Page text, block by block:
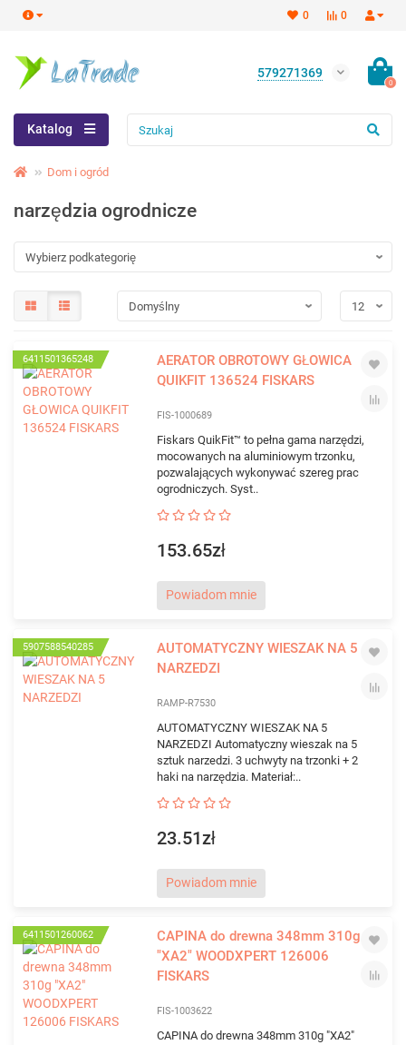
0
0
579271369
0
Katalog
Dom i ogród
narzędzia ogrodnicze
6411501365248
AERATOR OBROTOWY GŁOWICA
QUIKFIT 136524 FISKARS
FIS-1000689
Fiskars QuikFit™ to pełna gama narzędzi,
mocowanych na aluminiowym trzonku,
pozwalających wykonywać szereg prac
ogrodniczych. Syst..
153.65zł
Powiadom mnie
5907588540285
AUTOMATYCZNY WIESZAK NA 5
NARZEDZI
RAMP-R7530
AUTOMATYCZNY WIESZAK NA 5
NARZEDZI Automatyczny wieszak na 5
sztuk narzedzi. 3 uchwyty na trzonki + 2
haki na narzędzia. Materiał:..
23.51zł
Powiadom mnie
6411501260062
CAPINA do drewna 348mm 310g
"XA2" WOODXPERT 126006
FISKARS
FIS-1003622
CAPINA do drewna 348mm 310g "XA2"